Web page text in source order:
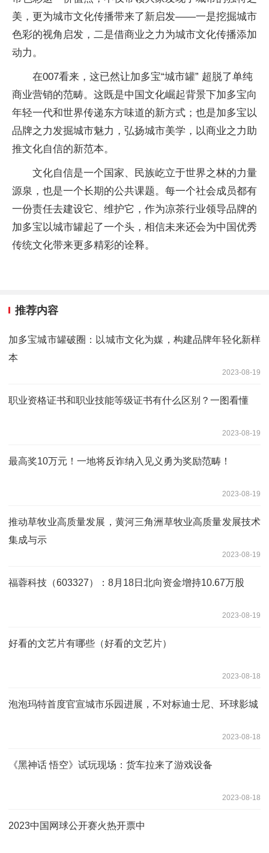
美，更为城市文化传播带来了新启发——一是挖掘城市
色彩的视角启发，二是借商业之力为城市文化传播添加
动力。
在007看来，这已然让加多宝“城市罐” 超脱了单纯
商业营销的范畴。这既是中国文化崛起背景下加多宝向
年轻一代和世界传递东方味道的新方式；也是加多宝以
品牌之力发掘城市魅力，弘扬城市美学，以商业之力助
推文化自信的新范本。
文化自信是一个国家、民族屹立于世界之林的力量
源泉，也是一个长期的公共课题。每一个社会成员都有
一份责任去建设它、维护它，作为凉茶行业领导品牌的
加多宝以城市罐起了一个头，相信未来还会为中国优秀
传统文化带来更多精彩的诠释。
推荐内容
加多宝城市罐破圈：以城市文化为媒，构建品牌年轻化新样
本
2023-08-19
职业资格证书和职业技能等级证书有什么区别？一图看懂
2023-08-19
最高奖10万元！一地将反诈纳入见义勇为奖励范畴！
2023-08-19
推动草牧业高质量发展，黄河三角洲草牧业高质量发展技术
集成与示
2023-08-19
福蓉科技（603327）：8月18日北向资金增持10.67万股
2023-08-19
好看的文艺片有哪些（好看的文艺片）
2023-08-18
泡泡玛特首度官宣城市乐园进展，不对标迪士尼、环球影城
2023-08-18
《黑神话 悟空》试玩现场：货车拉来了游戏设备
2023-08-18
2023中国网球公开赛火热开票中